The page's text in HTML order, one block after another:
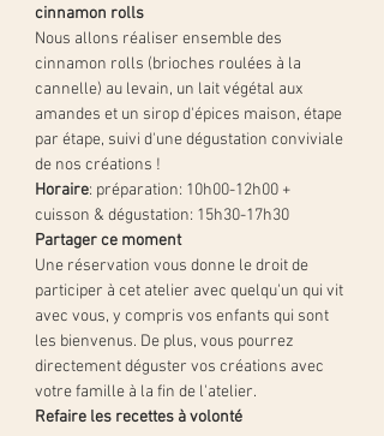
cinnamon rolls
Nous allons réaliser ensemble des
cinnamon rolls (brioches roulées à la
cannelle) au levain, un lait végétal aux
amandes et un sirop d'épices maison, étape
par étape, suivi d'une dégustation conviviale
de nos créations !
Horaire: préparation: 10h00-12h00 +
cuisson & dégustation: 15h30-17h30
Partager ce moment
Une réservation vous donne le droit de
participer à cet atelier avec quelqu'un qui vit
avec vous, y compris vos enfants qui sont
les bienvenus. De plus, vous pourrez
directement déguster vos créations avec
votre famille à la fin de l'atelier.
Refaire les recettes à volonté